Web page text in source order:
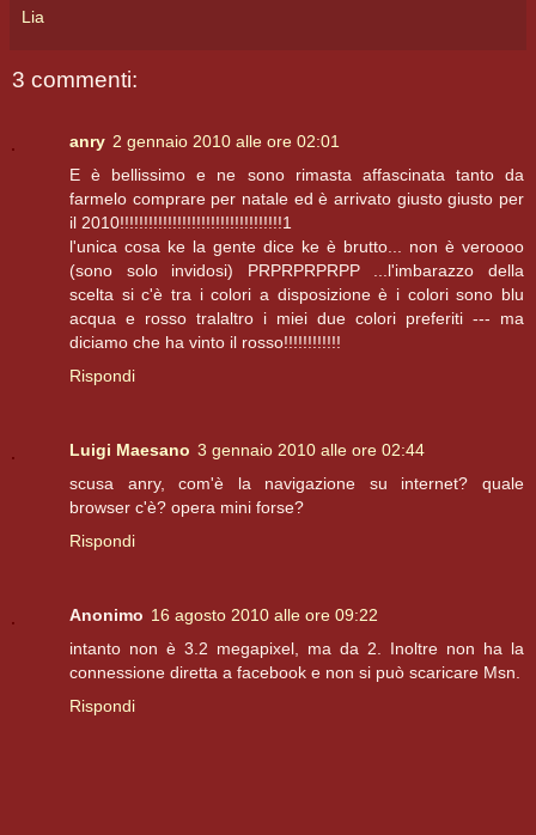
Lia
3 commenti:
anry 2 gennaio 2010 alle ore 02:01
E è bellissimo e ne sono rimasta affascinata tanto da
farmelo comprare per natale ed è arrivato giusto giusto per
il 2010!!!!!!!!!!!!!!!!!!!!!!!!!!!!!!!!!!1
l'unica cosa ke la gente dice ke è brutto... non è veroooo
(sono solo invidosi) PRPRPRPRPP ...l'imbarazzo della
scelta si c'è tra i colori a disposizione è i colori sono blu
acqua e rosso tralaltro i miei due colori preferiti --- ma
diciamo che ha vinto il rosso!!!!!!!!!!!!
Rispondi
Luigi Maesano 3 gennaio 2010 alle ore 02:44
scusa anry, com'è la navigazione su internet? quale
browser c'è? opera mini forse?
Rispondi
Anonimo 16 agosto 2010 alle ore 09:22
intanto non è 3.2 megapixel, ma da 2. Inoltre non ha la
connessione diretta a facebook e non si può scaricare Msn.
Rispondi